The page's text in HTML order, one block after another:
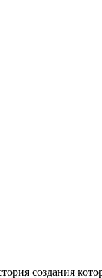
создания